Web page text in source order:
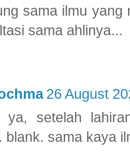
sama ilmu yang
sama ahlinya...
26 August
ya, setelah
blank. sama kaya